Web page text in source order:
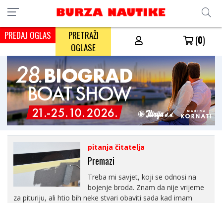
PREDAJ OGLAS
PRETRAŽI
OGLASE
(0)
pitanja čitatelja
Premazi
Treba mi savjet, koji se odnosi na
bojenje broda. Znam da nije vrijeme
za pituriju, ali htio bih neke stvari obaviti sada kad imam